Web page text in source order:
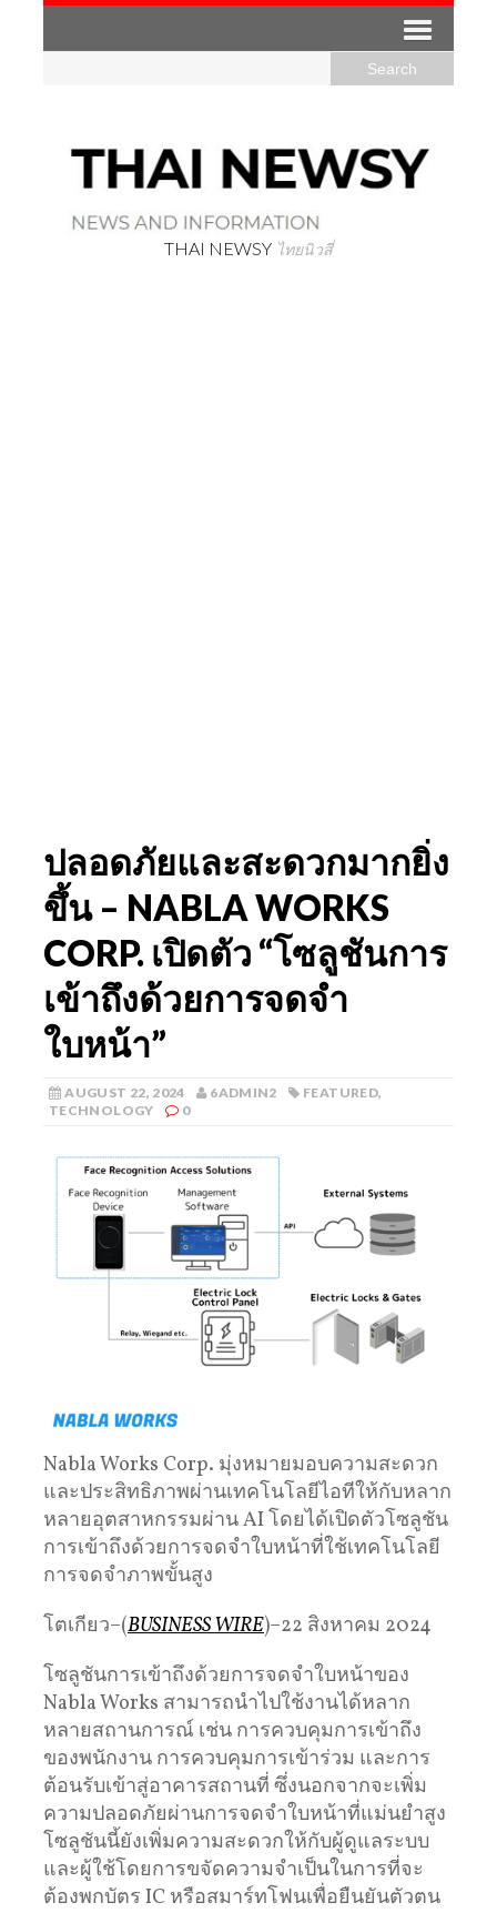
THAI NEWSY ไทยนิวสี่
ปลอดภัยและสะดวกมากยิ่ง
ขึ้น – NABLA WORKS
CORP. เปิดตัว “โซลูชันการ
เข้าถึงด้วยการจดจำ
ใบหน้า”
AUGUST 22, 2024 6ADMIN2 FEATURED,
TECHNOLOGY
0
Nabla Works Corp. มุ่งหมายมอบความสะดวก
และประสิทธิภาพผ่านเทคโนโลยีไอทีให้กับหลาก
หลายอุตสาหกรรมผ่าน AI โดยได้เปิดตัวโซลูชัน
การเข้าถึงด้วยการจดจำใบหน้าที่ใช้เทคโนโลยี
การจดจำภาพขั้นสูง
โตเกียว–(BUSINESS WIRE)–22 สิงหาคม 2024
โซลูชันการเข้าถึงด้วยการจดจำใบหน้าของ
Nabla Works สามารถนำไปใช้งานได้หลาก
หลายสถานการณ์ เช่น การควบคุมการเข้าถึง
ของพนักงาน การควบคุมการเข้าร่วม และการ
ต้อนรับเข้าสู่อาคารสถานที่ ซึ่งนอกจากจะเพิ่ม
ความปลอดภัยผ่านการจดจำใบหน้าที่แม่นยำสูง
โซลูชันนี้ยังเพิ่มความสะดวกให้กับผู้ดูแลระบบ
และผู้ใช้โดยการขจัดความจำเป็นในการที่จะ
ต้องพกบัตร IC หรือสมาร์ทโฟนเพื่อยืนยันตัวตน